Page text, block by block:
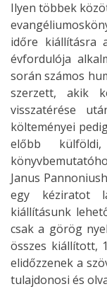
Ilyen többek
időre kiállításra
évfordulója
során számos
szerzett, akik
visszatérése
költeményei
előbb
Janus
egy kéziratot
kiállításunk
csak a görög
összes kiállított,
elidőzzenek a
tulajdonosi és